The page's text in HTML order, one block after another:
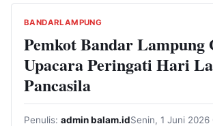
BANDARLAMPUNG
Pemkot Bandar Lampung
Upacara Peringati Hari
Pancasila
Penulis: admin balam.idSenin, 1 Juni 2026